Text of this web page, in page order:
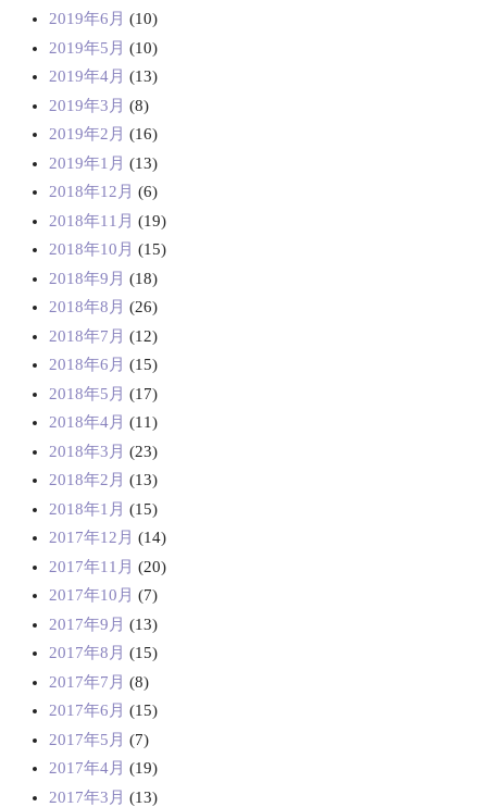
2019年6月 (10)
2019年5月 (10)
2019年4月 (13)
2019年3月 (8)
2019年2月 (16)
2019年1月 (13)
2018年12月 (6)
2018年11月 (19)
2018年10月 (15)
2018年9月 (18)
2018年8月 (26)
2018年7月 (12)
2018年6月 (15)
2018年5月 (17)
2018年4月 (11)
2018年3月 (23)
2018年2月 (13)
2018年1月 (15)
2017年12月 (14)
2017年11月 (20)
2017年10月 (7)
2017年9月 (13)
2017年8月 (15)
2017年7月 (8)
2017年6月 (15)
2017年5月 (7)
2017年4月 (19)
2017年3月 (13)